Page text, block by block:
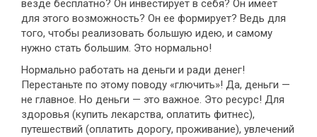
везде бесплатно? Он инвестирует в себя? Он имеет
для этого возможность? Он ее формирует? Ведь для
того, чтобы реализовать большую идею, и самому
нужно стать большим. Это нормально!
Нормально работать на деньги и ради денег!
Перестаньте по этому поводу «глючить»! Да, деньги —
не главное. Но деньги — это важное. Это ресурс! Для
здоровья (купить лекарства, оплатить фитнес),
путешествий (оплатить дорогу, проживание), увлечений